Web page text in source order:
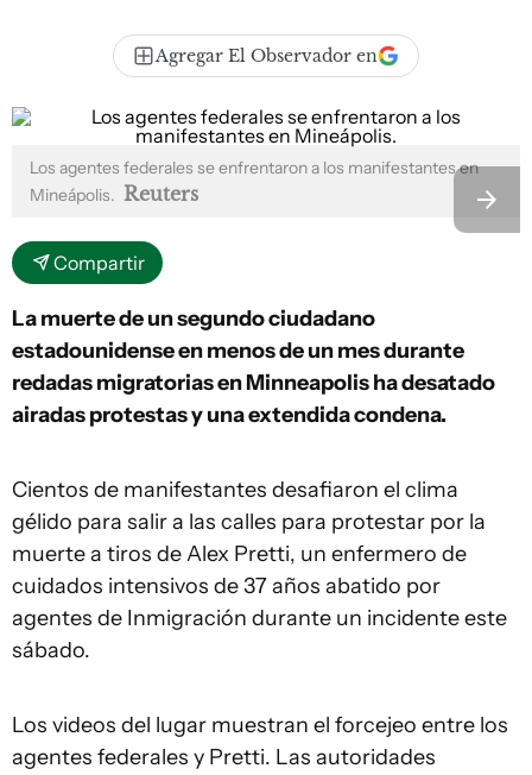
Agregar El Observador en
Los agentes federales se enfrentaron a los manifestantes en
Mineápolis. Reuters
Compartir
La muerte de un segundo ciudadano
estadounidense en menos de un mes durante
redadas migratorias en Minneapolis ha desatado
airadas protestas y una extendida condena.
Cientos de manifestantes desafiaron el clima
gélido para salir a las calles para protestar por la
muerte a tiros de Alex Pretti, un enfermero de
cuidados intensivos de 37 años abatido por
agentes de Inmigración durante un incidente este
sábado.
Los videos del lugar muestran el forcejeo entre los
agentes federales y Pretti. Las autoridades